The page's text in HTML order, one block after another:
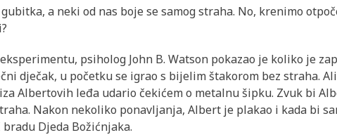
a neki od nas boje se samog straha. No, krenimo
psiholog John B. Watson pokazao je koliko je
dječak, u početku se igrao s bijelim štakorom bez straha.
Albertovih leđa udario čekićem o metalnu šipku. Zvuk bi
Nakon nekoliko ponavljanja, Albert je plakao i kada bi
Djeda Božićnjaka.